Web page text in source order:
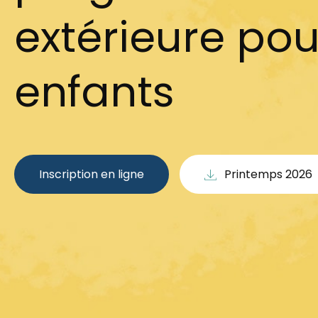
extérieure
enfants
Inscription en ligne Printemps 2026